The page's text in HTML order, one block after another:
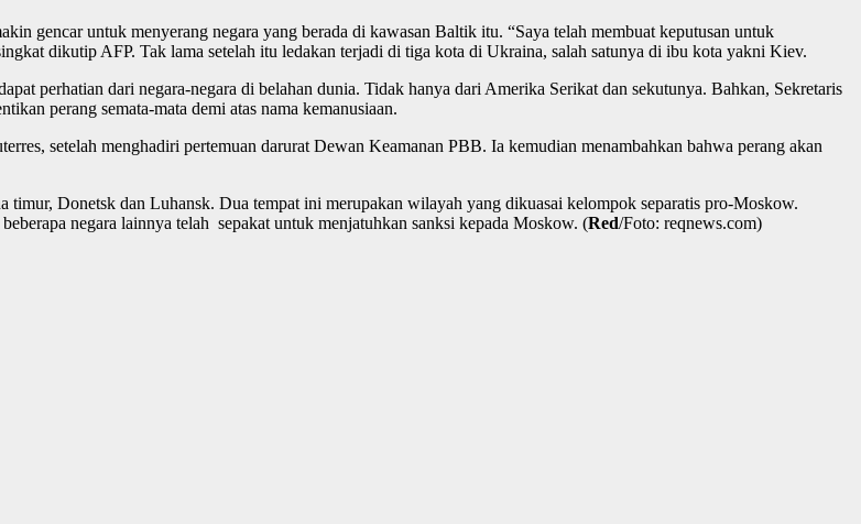
gencar untuk menyerang negara yang berada di kawasan Baltik itu. “Saya telah membuat keputusan untuk
dikutip AFP. Tak lama setelah itu ledakan terjadi di tiga kota di Ukraina, salah satunya di ibu kota yakni Kiev.
perhatian dari negara-negara di belahan dunia. Tidak hanya dari Amerika Serikat dan sekutunya. Bahkan, Sekretaris
perang semata-mata demi atas nama kemanusiaan.
setelah menghadiri pertemuan darurat Dewan Keamanan PBB. Ia kemudian menambahkan bahwa perang akan
Donetsk dan Luhansk. Dua tempat ini merupakan wilayah yang dikuasai kelompok separatis pro-Moskow.
negara lainnya telah sepakat untuk menjatuhkan sanksi kepada Moskow. (Red/Foto: reqnews.com)